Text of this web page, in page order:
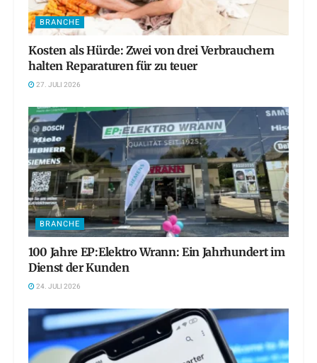
BRANCHE
Kosten als Hürde: Zwei von drei Verbrauchern
halten Reparaturen für zu teuer
27. JULI 2026
BRANCHE
100 Jahre EP:Elektro Wrann: Ein Jahrhundert im
Dienst der Kunden
24. JULI 2026